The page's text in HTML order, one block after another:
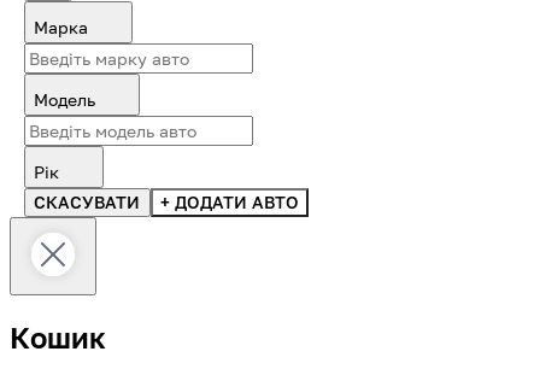
Марка
Модель
Рік
СКАСУВАТИ
+ ДОДАТИ АВТО
Кошик